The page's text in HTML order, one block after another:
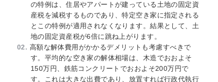
の特例は、住居やアパートが建っている土地の固定資
産税を減税するものであり、特定空き家に指定される
とこの特例が適用されなくなります。結果として、土
地の固定資産税が6倍に跳ね上がります。
高額な解体費用がかかるデメリットも考慮すべきで
す。平均的な空き家の解体相場は、木造でおおよそ
150万円、鉄筋コンクリートでおおよそ200万円で
す。これは大きな出費であり、放置すれば行政代執行